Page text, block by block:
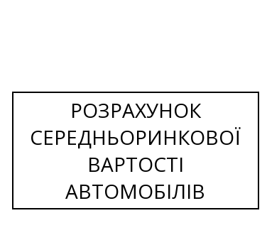
РОЗРАХУНОК
СЕРЕДНЬОРИНКОВОЇ
ВАРТОСТІ
АВТОМОБІЛІВ